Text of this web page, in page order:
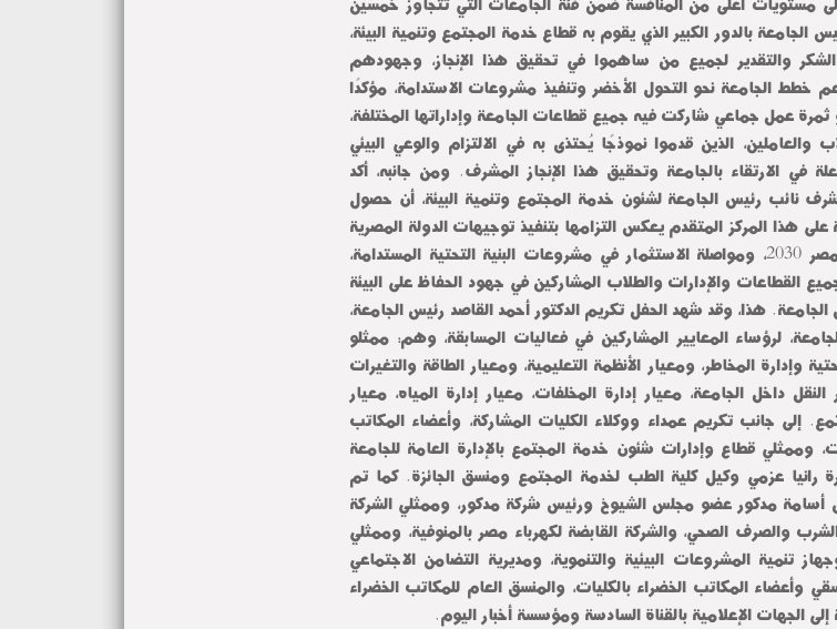
الجامعة بالدور الكبير الذي يقوم به قطاع خدمة المجتمع وتنمية البيئة،
والتقدير لجميع من ساهموا في تحقيق هذا الإنجاز، وجهودهم
خطط الجامعة نحو التحول الأخضر وتنفيذ مشروعات الاستدامة، مؤكدًا
عمل جماعي شاركت فيه جميع قطاعات الجامعة وإداراتها المختلفة،
والعاملين، الذين قدموا نموذجًا يُحتذى به في الالتزام والوعي البيئي
في الارتقاء بالجامعة وتحقيق هذا الإنجاز المشرف. ومن جانبه، أكد
نائب رئيس الجامعة لشئون خدمة المجتمع وتنمية البيئة، أن حصول
على هذا المركز المتقدم يعكس التزامها بتنفيذ توجيهات الدولة المصرية
الداعمة لرؤية مصر 2030، ومواصلة الاستثمار في مشروعات البنية التحتية المستدامة،
القطاعات والإدارات والطلاب المشاركين في جهود الحفاظ على البيئة
هذا، وقد شهد الحفل تكريم الدكتور أحمد القاصد رئيس الجامعة،
لرؤساء المعايير المشاركين في فعاليات المسابقة، وهم: ممثلو
وإدارة المخاطر، ومعيار الأنظمة التعليمية، ومعيار الطاقة والتغيرات
النقل داخل الجامعة، معيار إدارة المخلفات، معيار إدارة المياه، معيار
إلى جانب تكريم عمداء ووكلاء الكليات المشاركة، وأعضاء المكاتب
وممثلي قطاع وإدارات شئون خدمة المجتمع بالإدارة العامة للجامعة
رانيا عزمي وكيل كلية الطب لخدمة المجتمع ومنسق الجائزة. كما تم
أسامة مدكور عضو مجلس الشيوخ ورئيس شركة مدكور، وممثلي الشركة
والصرف الصحي، والشركة القابضة لكهرباء مصر بالمنوفية، وممثلي
تنمية المشروعات البيئية والتنموية، ومديرية التضامن الاجتماعي
وأعضاء المكاتب الخضراء بالكليات، والمنسق العام للمكاتب الخضراء
إلى الجهات الإعلامية بالقناة السادسة ومؤسسة أخبار اليوم.